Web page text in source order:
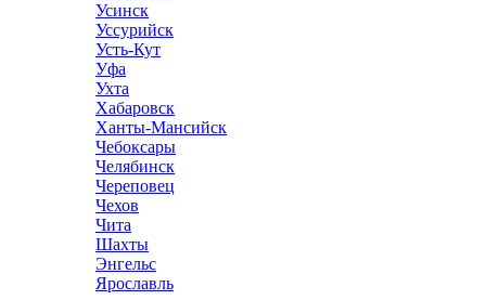
Усинск
Уссурийск
Усть-Кут
Уфа
Ухта
Хабаровск
Ханты-Мансийск
Чебоксары
Челябинск
Череповец
Чехов
Чита
Шахты
Энгельс
Ярославль